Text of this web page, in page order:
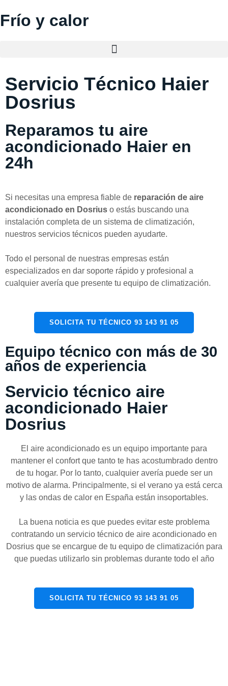
Frío y calor
Servicio Técnico Haier
Dosrius
Reparamos tu aire
acondicionado Haier en
24h
Si necesitas una empresa fiable de reparación de aire
acondicionado en Dosrius o estás buscando una
instalación completa de un sistema de climatización,
nuestros servicios técnicos pueden ayudarte.
Todo el personal de nuestras empresas están
especializados en dar soporte rápido y profesional a
cualquier avería que presente tu equipo de climatización.
SOLICITA TU TÉCNICO 93 143 91 05
Equipo técnico con más de 30
años de experiencia
Servicio técnico aire
acondicionado Haier
Dosrius
El aire acondicionado es un equipo importante para
mantener el confort que tanto te has acostumbrado dentro
de tu hogar. Por lo tanto, cualquier avería puede ser un
motivo de alarma. Principalmente, si el verano ya está cerca
y las ondas de calor en España están insoportables.
La buena noticia es que puedes evitar este problema
contratando un servicio técnico de aire acondicionado en
Dosrius que se encargue de tu equipo de climatización para
que puedas utilizarlo sin problemas durante todo el año
SOLICITA TU TÉCNICO 93 143 91 05